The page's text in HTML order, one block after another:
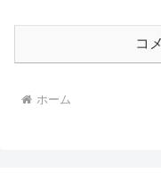
コ
ホーム